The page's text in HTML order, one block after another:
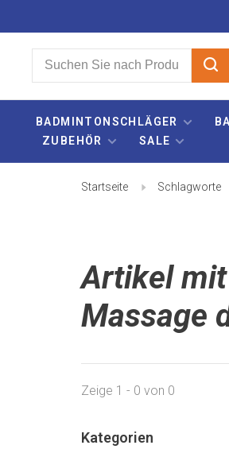
BADMINTONSCHLÄGER
ZUBEHÖR
SALE
Startseite Schlagworte
Artikel
Massage
Zeige 1 - 0 von 0
Kategorien